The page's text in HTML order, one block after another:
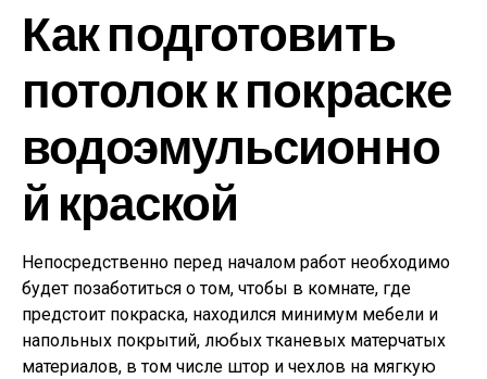
Как подготовить
потолок к покраске
водоэмульсионно
й краской
Непосредственно перед началом работ необходимо
будет позаботиться о том, чтобы в комнате, где
предстоит покраска, находился минимум мебели и
напольных покрытий, любых тканевых матерчатых
материалов, в том числе штор и чехлов на мягкую